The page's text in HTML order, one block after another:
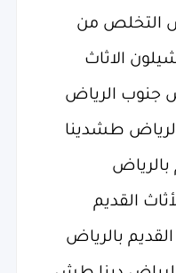
التخلص من
الاثاث
جنوب الرياض
طش‏دينا
بالرياض
الأثاث القديم
بالرياض